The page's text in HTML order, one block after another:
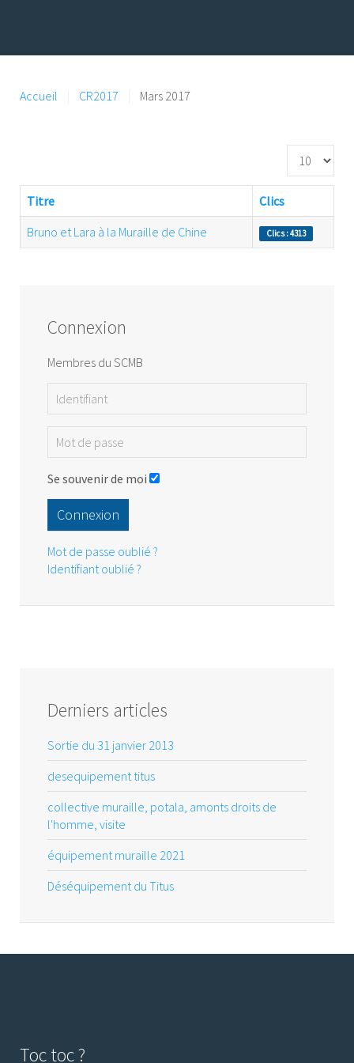
Accueil CR2017 Mars 2017
Affichage #
Titre
Clics
Bruno et Lara à la Muraille de Chine
Clics : 4313
Connexion
Membres du SCMB
Se souvenir de moi
Connexion
Mot de passe oublié ?
Identifiant oublié ?
Derniers articles
Sortie du 31 janvier 2013
desequipement titus
collective muraille, potala, amonts droits de
l'homme, visite
équipement muraille 2021
Déséquipement du Titus
Toc toc ?